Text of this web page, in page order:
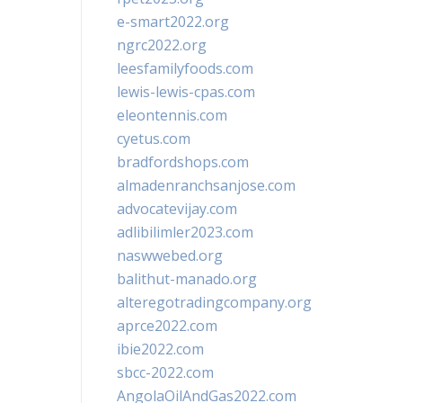
e-smart2022.org
ngrc2022.org
leesfamilyfoods.com
lewis-lewis-cpas.com
eleontennis.com
cyetus.com
bradfordshops.com
almadenranchsanjose.com
advocatevijay.com
adlibilimler2023.com
naswwebed.org
balithut-manado.org
alteregotradingcompany.org
aprce2022.com
ibie2022.com
sbcc-2022.com
AngolaOilAndGas2022.com